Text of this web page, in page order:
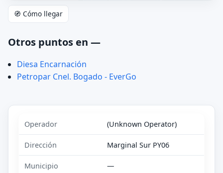
🧭 Cómo llegar
Otros puntos en —
Diesa Encarnación
Petropar Cnel. Bogado - EverGo
Operador (Unknown Operator)
Dirección Marginal Sur PY06
Municipio —